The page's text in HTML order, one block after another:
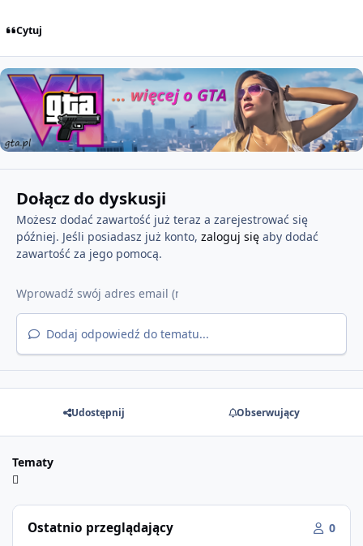
Cytuj
Dołącz do dyskusji
Możesz dodać zawartość już teraz a zarejestrować się
później. Jeśli posiadasz już konto, zaloguj sięaby dodać
zawartość za jego pomocą.
Dodaj odpowiedź do tematu...
Udostępnij Obserwujący
Tematy
Ostatnio przeglądający 0